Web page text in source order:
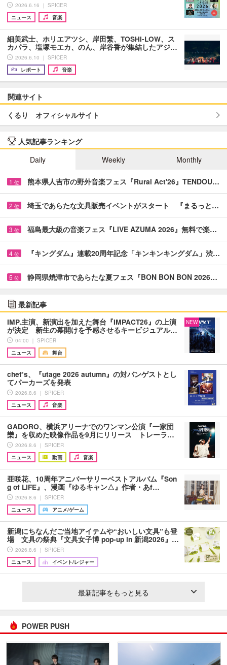
2026.6.16 ｜ SPICER
ニュース
音楽
細美武士、ホリエアツシ、岸田繁、TOSHI-LOW、ス
カパラ、塩塚モエカ、のん、岸谷香が集結したアジ…
2026.6.10 ｜ SPICER
レポート
音楽
関連サイト
くるり オフィシャルサイト
人気記事ランキング
Daily
Weekly Monthly
1 位 熊本県人吉市の野外音楽フェス『Rural Act'26』TENDOU…
2 位 埼玉であらたな文具販売イベントがスタート 『まるっと…
3 位 福島最大級の音楽フェス『LIVE AZUMA 2026』無料で楽…
4 位 『キングダム』連載20周年記念「キンキンキングダム」渋…
5 位 静岡県焼津市であらたな夏フェス『BON BON BON 2026…
最新記事
IMP.主演、新演出を加えた舞台『IMPACT26』の上演
が決定 新生の幕開けを予感させるキービジュアル…
04:00 ｜ SPICER
ニュース
舞台
NEW
chef’s、『utage 2026 autumn』の対バンゲストとし
てパーカーズを発表
2026.8.6 ｜ SPICER
ニュース
音楽
GADORO、横浜アリーナでのワンマン公演『一家団
欒』を収めた映像作品を9月にリリース トレーラ…
2026.8.6 ｜ SPICER
ニュース
動画 音楽
亜咲花、10周年アニバーサリーベストアルバム『Son
g of LIFE』、漫画『ゆるキャン△』作者・あf…
2026.8.6 ｜ SPICER
ニュース
アニメ/ゲーム
新潟にちなんだご当地アイテムや“おいしい文具”も登
場 文具の祭典『文具女子博 pop-up in 新潟2026』…
2026.8.6 ｜ SPICER
ニュース
イベント/レジャー
最新記事をもっと見る
POWER PUSH